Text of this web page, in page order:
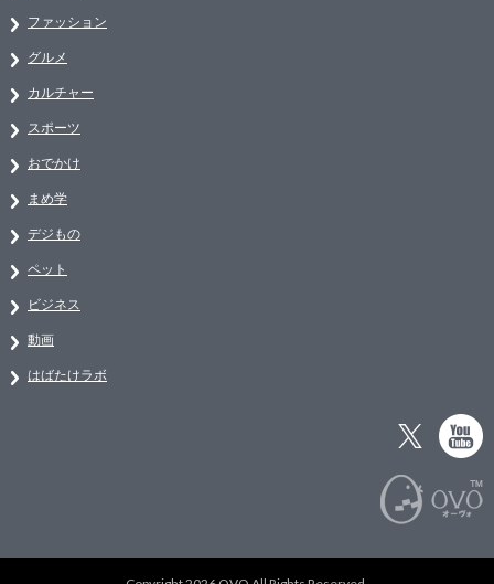
ファッション
グルメ
カルチャー
スポーツ
おでかけ
まめ学
デジもの
ペット
ビジネス
動画
はばたけラボ